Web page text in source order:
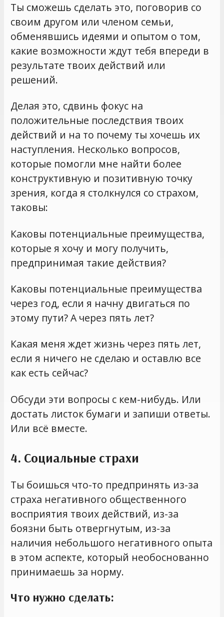
Ты сможешь сделать это, поговорив со
своим другом или членом семьи,
обменявшись идеями и опытом о том,
какие возможности ждут тебя впереди в
результате твоих действий или
решений.
Делая это, сдвинь фокус на
положительные последствия твоих
действий и на то почему ты хочешь их
наступления. Несколько вопросов,
которые помогли мне найти более
конструктивную и позитивную точку
зрения, когда я столкнулся со страхом,
таковы:
Каковы потенциальные преимущества,
которые я хочу и могу получить,
предпринимая такие действия?
Каковы потенциальные преимущества
через год, если я начну двигаться по
этому пути? А через пять лет?
Какая меня ждет жизнь через пять лет,
если я ничего не сделаю и оставлю все
как есть сейчас?
Обсуди эти вопросы с кем-нибудь. Или
достать листок бумаги и запиши ответы.
Или всё вместе.
4. Социальные страхи
Ты боишься что-то предпринять из-за
страха негативного общественного
восприятия твоих действий, из-за
боязни быть отвергнутым, из-за
наличия небольшого негативного опыта
в этом аспекте, который необоснованно
принимаешь за норму.
Что нужно сделать: